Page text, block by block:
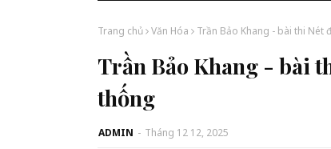
Trang chủ Văn Hóa Trần Bảo Khang - bài thi Nét
Trần Bảo Khang - bài
thống
ADMIN - Tháng 12 12, 2025